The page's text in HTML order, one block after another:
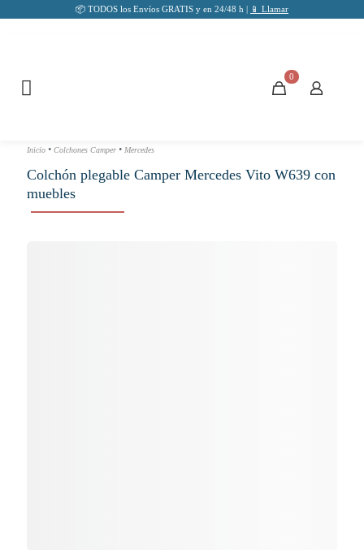
📦 TODOS los Envíos GRATIS y en 24/48 h | 📱 Llamar
0
Inicio • Colchones Camper • Mercedes
Colchón plegable Camper Mercedes Vito W639 con
muebles